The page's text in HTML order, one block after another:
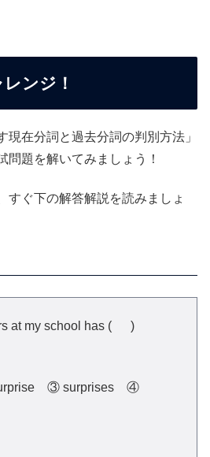
ンジ！
現在分詞と過去分詞の判別方法」
問題を解いてみましょう！
すぐ下の解答解説を読みましょ
at my school has ( )
③ surprises ④